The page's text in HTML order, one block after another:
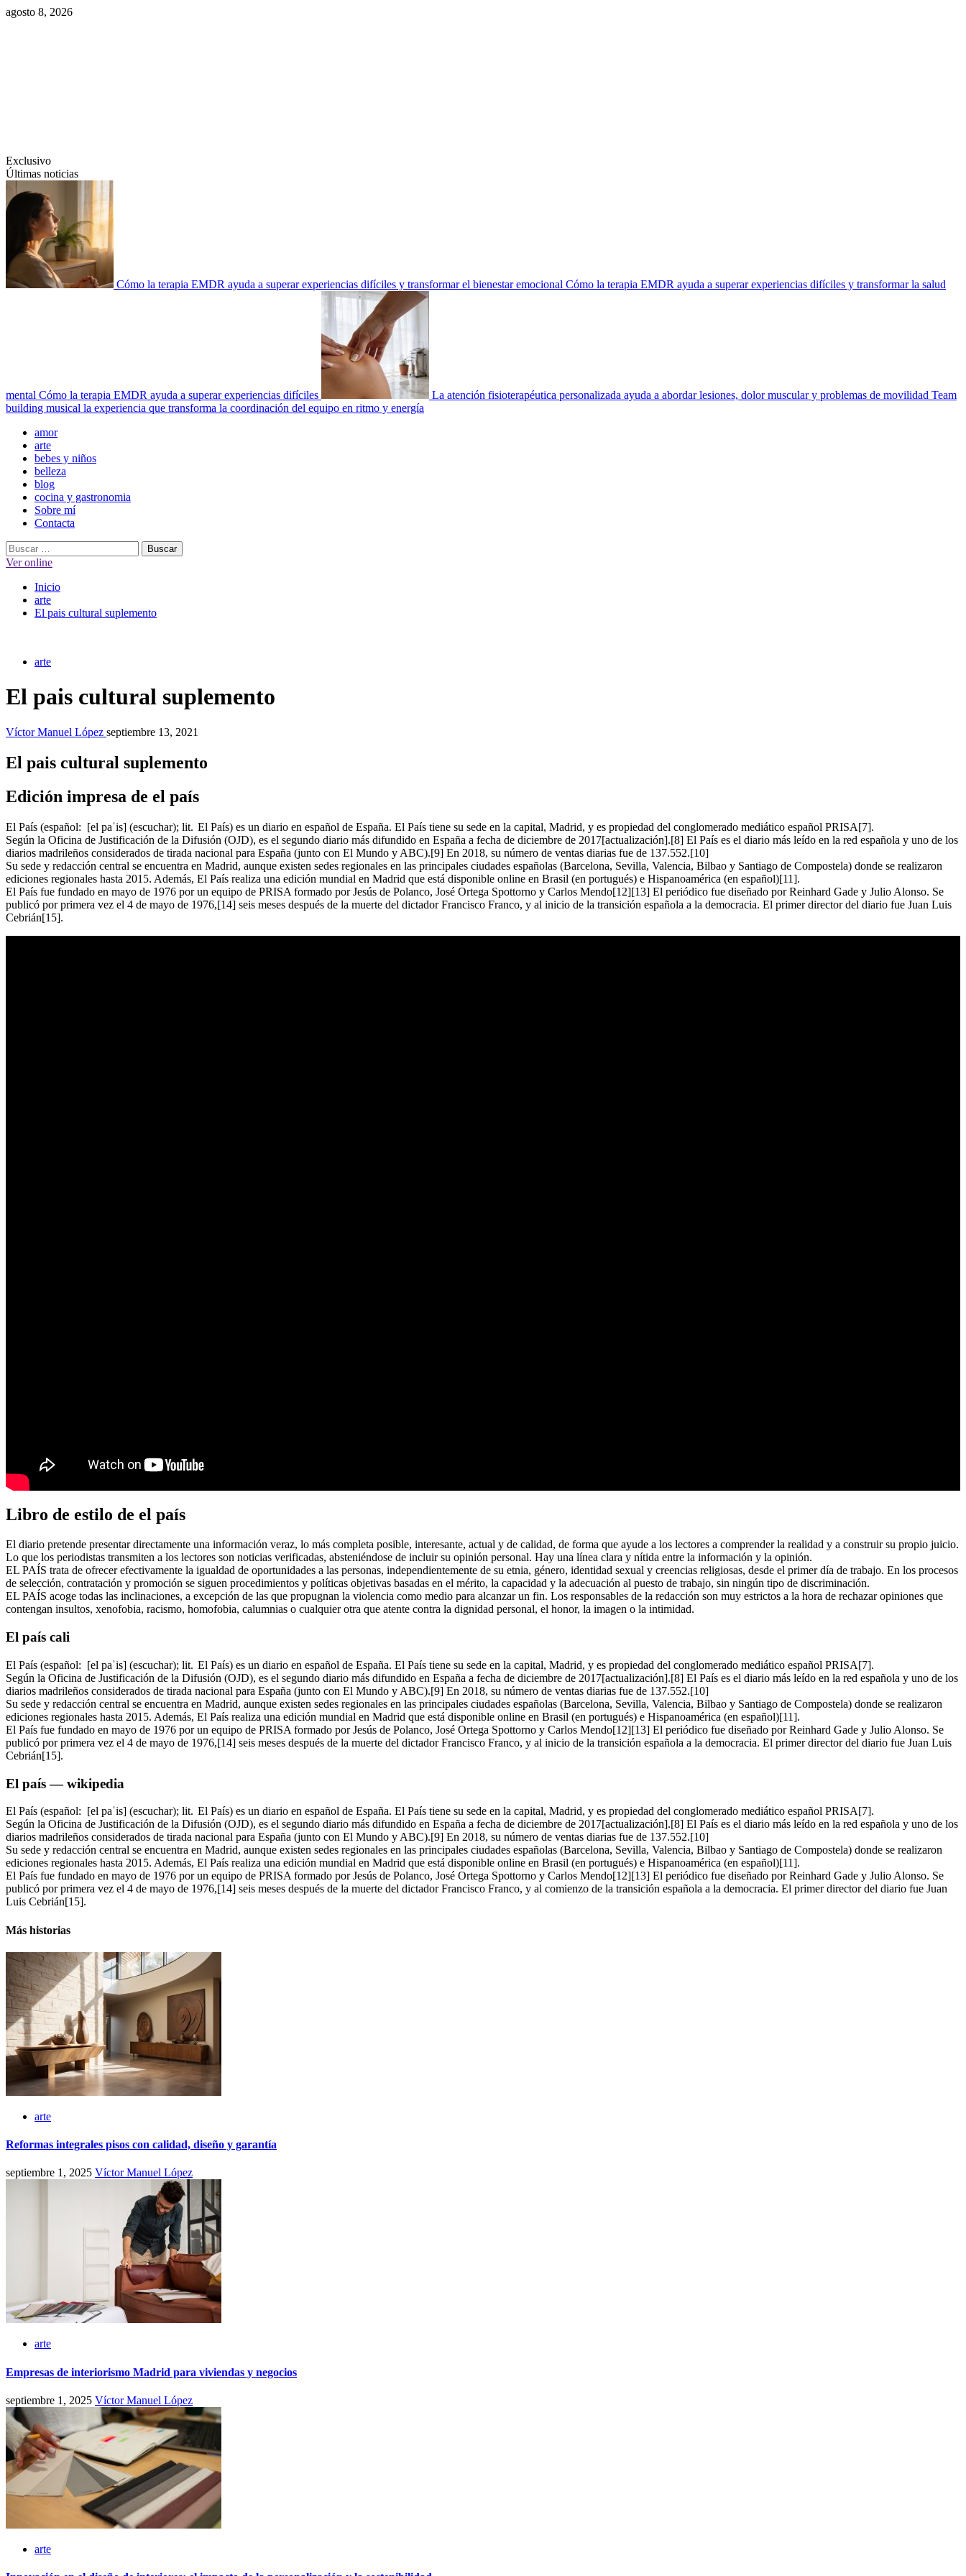
Saltar
agosto 8, 2026
Exclusivo
Últimas noticias
Cómo la terapia EMDR ayuda a superar experiencias difíciles y transformar el bienestar emocional Cómo la terapia EMDR ayuda a superar experiencias difíciles y transformar la salud
mental Cómo la terapia EMDR ayuda a superar experiencias difíciles La atención fisioterapéutica personalizada ayuda a abordar lesiones, dolor muscular y problemas de movilidad Team
building musical la experiencia que transforma la coordinación del equipo en ritmo y energía
Menú
principal
amor
arte
bebes y niños
belleza
blog
cocina y gastronomia
Sobre mí
Contacta
Buscar:
Ver online
Inicio
arte
El pais cultural suplemento
arte
El pais cultural suplemento
Víctor Manuel López septiembre 13, 2021
El pais cultural suplemento
Edición impresa de el país
El País (español: [el paˈis] (escuchar); lit. El País) es un diario en español de España. El País tiene su sede en la capital, Madrid, y es propiedad del conglomerado mediático español PRISA[7].
Según la Oficina de Justificación de la Difusión (OJD), es el segundo diario más difundido en España a fecha de diciembre de 2017[actualización].[8] El País es el diario más leído en la red española y uno de los
diarios madrileños considerados de tirada nacional para España (junto con El Mundo y ABC).[9] En 2018, su número de ventas diarias fue de 137.552.[10]
Su sede y redacción central se encuentra en Madrid, aunque existen sedes regionales en las principales ciudades españolas (Barcelona, Sevilla, Valencia, Bilbao y Santiago de Compostela) donde se realizaron
ediciones regionales hasta 2015. Además, El País realiza una edición mundial en Madrid que está disponible online en Brasil (en portugués) e Hispanoamérica (en español)[11].
El País fue fundado en mayo de 1976 por un equipo de PRISA formado por Jesús de Polanco, José Ortega Spottorno y Carlos Mendo[12][13] El periódico fue diseñado por Reinhard Gade y Julio Alonso. Se
publicó por primera vez el 4 de mayo de 1976,[14] seis meses después de la muerte del dictador Francisco Franco, y al inicio de la transición española a la democracia. El primer director del diario fue Juan Luis
Cebrián[15].
Libro de estilo de el país
El diario pretende presentar directamente una información veraz, lo más completa posible, interesante, actual y de calidad, de forma que ayude a los lectores a comprender la realidad y a construir su propio juicio.
Lo que los periodistas transmiten a los lectores son noticias verificadas, absteniéndose de incluir su opinión personal. Hay una línea clara y nítida entre la información y la opinión.
EL PAÍS trata de ofrecer efectivamente la igualdad de oportunidades a las personas, independientemente de su etnia, género, identidad sexual y creencias religiosas, desde el primer día de trabajo. En los procesos
de selección, contratación y promoción se siguen procedimientos y políticas objetivas basadas en el mérito, la capacidad y la adecuación al puesto de trabajo, sin ningún tipo de discriminación.
EL PAÍS acoge todas las inclinaciones, a excepción de las que propugnan la violencia como medio para alcanzar un fin. Los responsables de la redacción son muy estrictos a la hora de rechazar opiniones que
contengan insultos, xenofobia, racismo, homofobia, calumnias o cualquier otra que atente contra la dignidad personal, el honor, la imagen o la intimidad.
El país cali
El País (español: [el paˈis] (escuchar); lit. El País) es un diario en español de España. El País tiene su sede en la capital, Madrid, y es propiedad del conglomerado mediático español PRISA[7].
Según la Oficina de Justificación de la Difusión (OJD), es el segundo diario más difundido en España a fecha de diciembre de 2017[actualización].[8] El País es el diario más leído en la red española y uno de los
diarios madrileños considerados de tirada nacional para España (junto con El Mundo y ABC).[9] En 2018, su número de ventas diarias fue de 137.552.[10]
Su sede y redacción central se encuentra en Madrid, aunque existen sedes regionales en las principales ciudades españolas (Barcelona, Sevilla, Valencia, Bilbao y Santiago de Compostela) donde se realizaron
ediciones regionales hasta 2015. Además, El País realiza una edición mundial en Madrid que está disponible online en Brasil (en portugués) e Hispanoamérica (en español)[11].
El País fue fundado en mayo de 1976 por un equipo de PRISA formado por Jesús de Polanco, José Ortega Spottorno y Carlos Mendo[12][13] El periódico fue diseñado por Reinhard Gade y Julio Alonso. Se
publicó por primera vez el 4 de mayo de 1976,[14] seis meses después de la muerte del dictador Francisco Franco, y al inicio de la transición española a la democracia. El primer director del diario fue Juan Luis
Cebrián[15].
El país — wikipedia
El País (español: [el paˈis] (escuchar); lit. El País) es un diario en español de España. El País tiene su sede en la capital, Madrid, y es propiedad del conglomerado mediático español PRISA[7].
Según la Oficina de Justificación de la Difusión (OJD), es el segundo diario más difundido en España a fecha de diciembre de 2017[actualización].[8] El País es el diario más leído en la red española y uno de los
diarios madrileños considerados de tirada nacional para España (junto con El Mundo y ABC).[9] En 2018, su número de ventas diarias fue de 137.552.[10]
Su sede y redacción central se encuentra en Madrid, aunque existen sedes regionales en las principales ciudades españolas (Barcelona, Sevilla, Valencia, Bilbao y Santiago de Compostela) donde se realizaron
ediciones regionales hasta 2015. Además, El País realiza una edición mundial en Madrid que está disponible online en Brasil (en portugués) e Hispanoamérica (en español)[11].
El País fue fundado en mayo de 1976 por un equipo de PRISA formado por Jesús de Polanco, José Ortega Spottorno y Carlos Mendo[12][13] El periódico fue diseñado por Reinhard Gade y Julio Alonso. Se
publicó por primera vez el 4 de mayo de 1976,[14] seis meses después de la muerte del dictador Francisco Franco, y al comienzo de la transición española a la democracia. El primer director del diario fue Juan
Luis Cebrián[15].
Más historias
arte
Reformas integrales pisos con calidad, diseño y garantía
septiembre 1, 2025 Víctor Manuel López
arte
Empresas de interiorismo Madrid para viviendas y negocios
septiembre 1, 2025 Víctor Manuel López
arte